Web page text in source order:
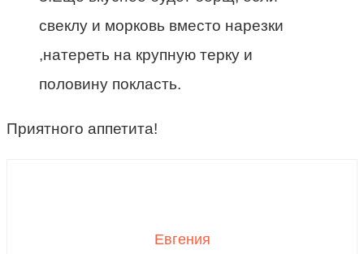
свеклу и морковь вместо нарезки
,натереть на крупную терку и
половину покласть.
Приятного аппетита!
Евгения